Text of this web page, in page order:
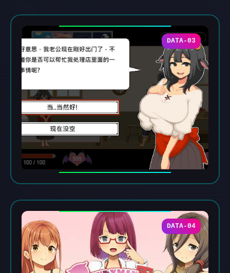
DATA-03
DATA-04